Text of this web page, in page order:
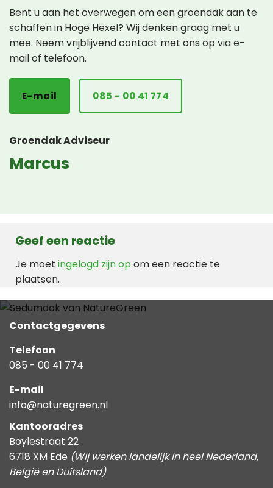
Bent u aan het overwegen om een groendak aan te
schaffen in Hoge Hexel? Wij denken graag met u
mee. Neem vrijblijvend contact met ons op via e-
mail of telefoon.
E-mail 085 - 00 41 774
Groendak Adviseur
Marcus
Geef een reactie
Je moet ingelogd zijn op om een reactie te
plaatsen.
Contactgegevens
Telefoon
085 - 00 41 774
E-mail
info@naturegreen.nl
Kantooradres
Boylestraat 22
6718 XM Ede (Wij werken landelijk in heel Nederland,
België en Duitsland)